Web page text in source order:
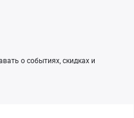
о событиях, скидках и